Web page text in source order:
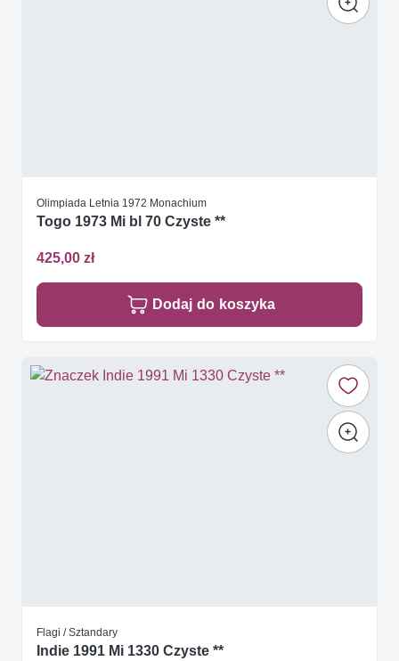
Olimpiada Letnia 1972 Monachium
Togo 1973 Mi bl 70 Czyste **
425,00 zł
Dodaj do koszyka
Flagi / Sztandary
Indie 1991 Mi 1330 Czyste **